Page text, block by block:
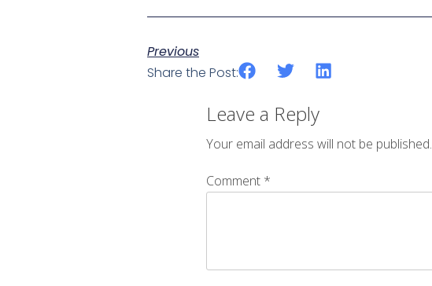
Previous
Share the Post:
Leave a Reply
Your email address will not be published.
Comment *